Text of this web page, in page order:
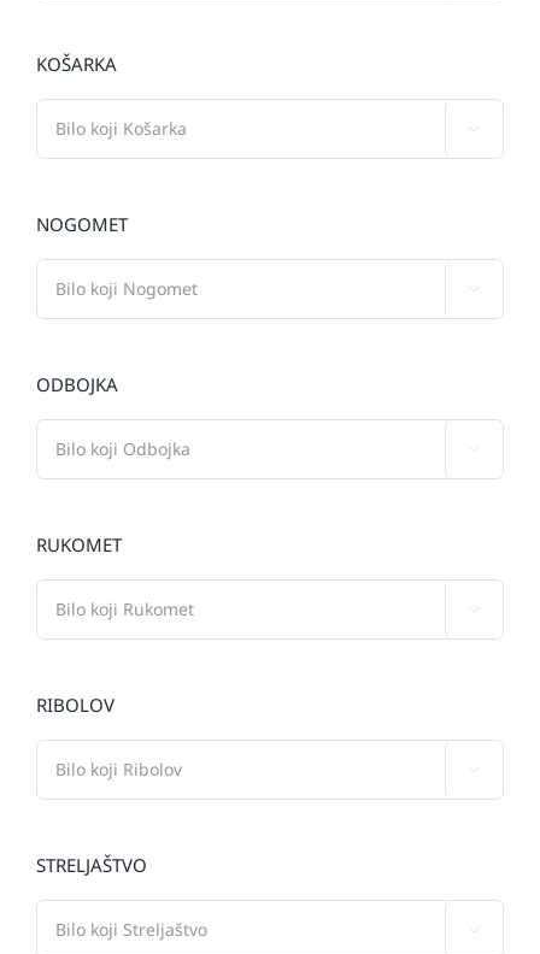
KOŠARKA
NOGOMET
ODBOJKA
RUKOMET
RIBOLOV
STRELJAŠTVO